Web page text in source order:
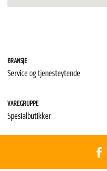
BRANSJE
Service og tjenesteytende
VAREGRUPPE
Spesialbutikker